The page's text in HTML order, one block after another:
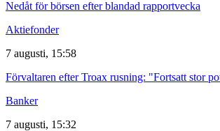
Nedåt för börsen efter blandad rapportvecka
Aktiefonder
7 augusti, 15:58
Förvaltaren efter Troax rusning: "Fortsatt stor
Banker
7 augusti, 15:32